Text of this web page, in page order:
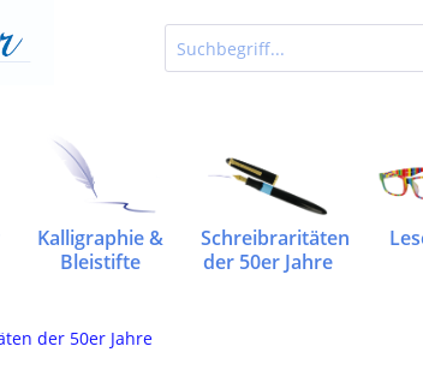
Kalligraphie &
Bleistifte
Schreibraritäten
der 50er Jahre
der 50er Jahre